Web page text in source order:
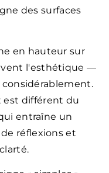
des surfaces
en hauteur sur
l'esthétique —
différent du
entraîne un
réflexions et